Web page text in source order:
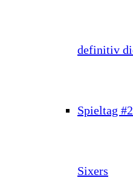
definitiv
Spieltag
Sixers